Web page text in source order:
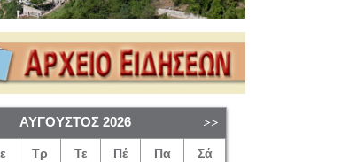
ΑΎΓΟΥΣΤΟΣ 2026
Τρ Τε Πέ Πα Σά